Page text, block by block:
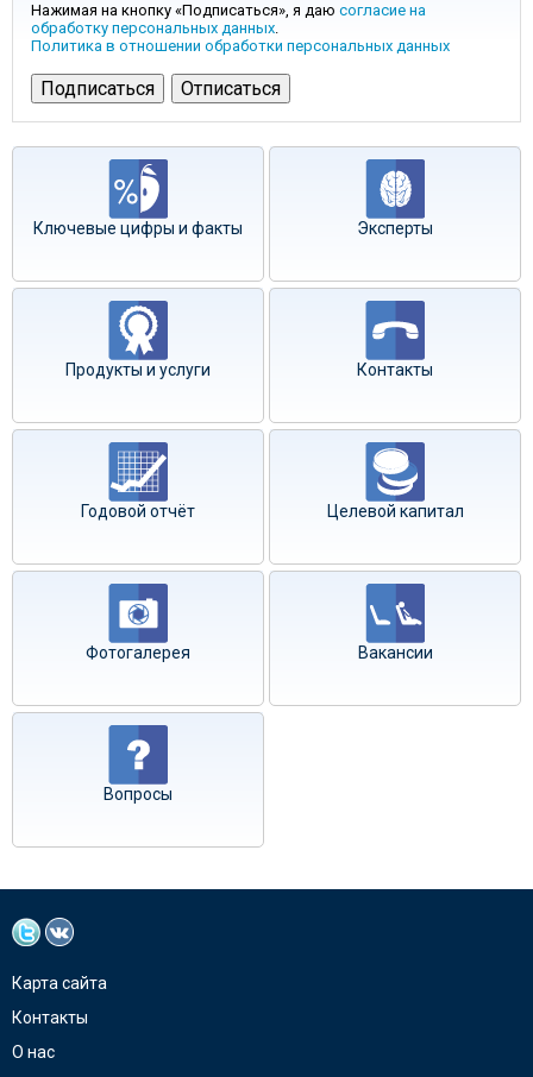
Нажимая на кнопку «Подписаться», я даю согласие на
обработку персональных данных.
Политика в отношении обработки персональных данных
Ключевые цифры и факты Эксперты
Продукты и услуги Контакты
Годовой отчёт Целевой капитал
Фотогалерея Вакансии
Вопросы
Карта сайта
Контакты
О нас